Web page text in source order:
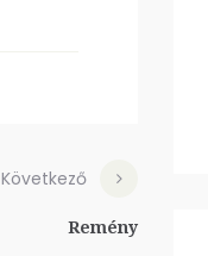
Következő
Remény